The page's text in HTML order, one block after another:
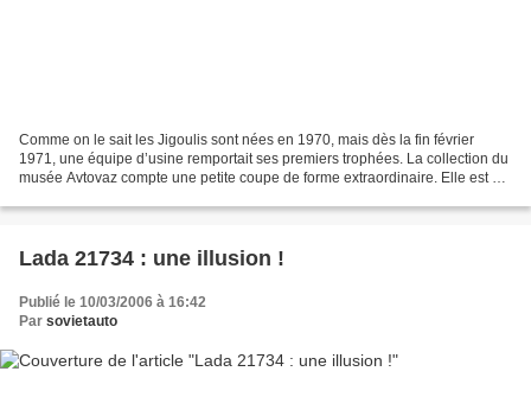
Comme on le sait les Jigoulis sont nées en 1970, mais dès la fin février
1971, une équipe d’usine remportait ses premiers trophées. La collection du
musée Avtovaz compte une petite coupe de forme extraordinaire. Elle est en
Lada 21734 : une illusion !
Publié le 10/03/2006 à 16:42
Par sovietauto